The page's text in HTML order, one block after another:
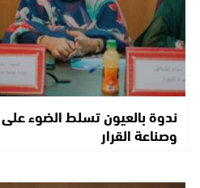
ندوة بالعيون تسلط الضوء على
وصناعة القرار